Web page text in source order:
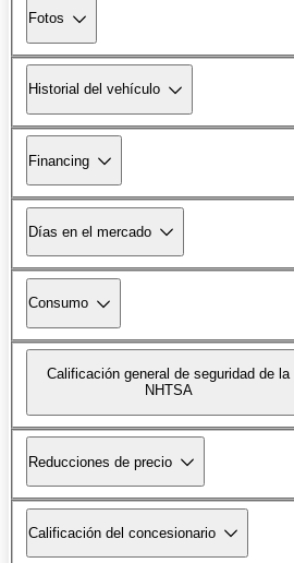
Fotos
Historial del vehículo
Financing
Días en el mercado
Consumo
Calificación general de seguridad de la
NHTSA
Reducciones de precio
Calificación del concesionario